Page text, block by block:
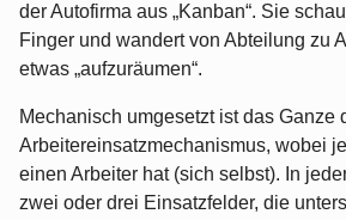
der Autofirma aus „Kanban“. Sie
Finger und wandert von Abteilung zu
etwas „aufzuräumen“.
Mechanisch umgesetzt ist das Ganze
Arbeitereinsatzmechanismus, wobei
einen Arbeiter hat (sich selbst). In
zwei oder drei Einsatzfelder, die